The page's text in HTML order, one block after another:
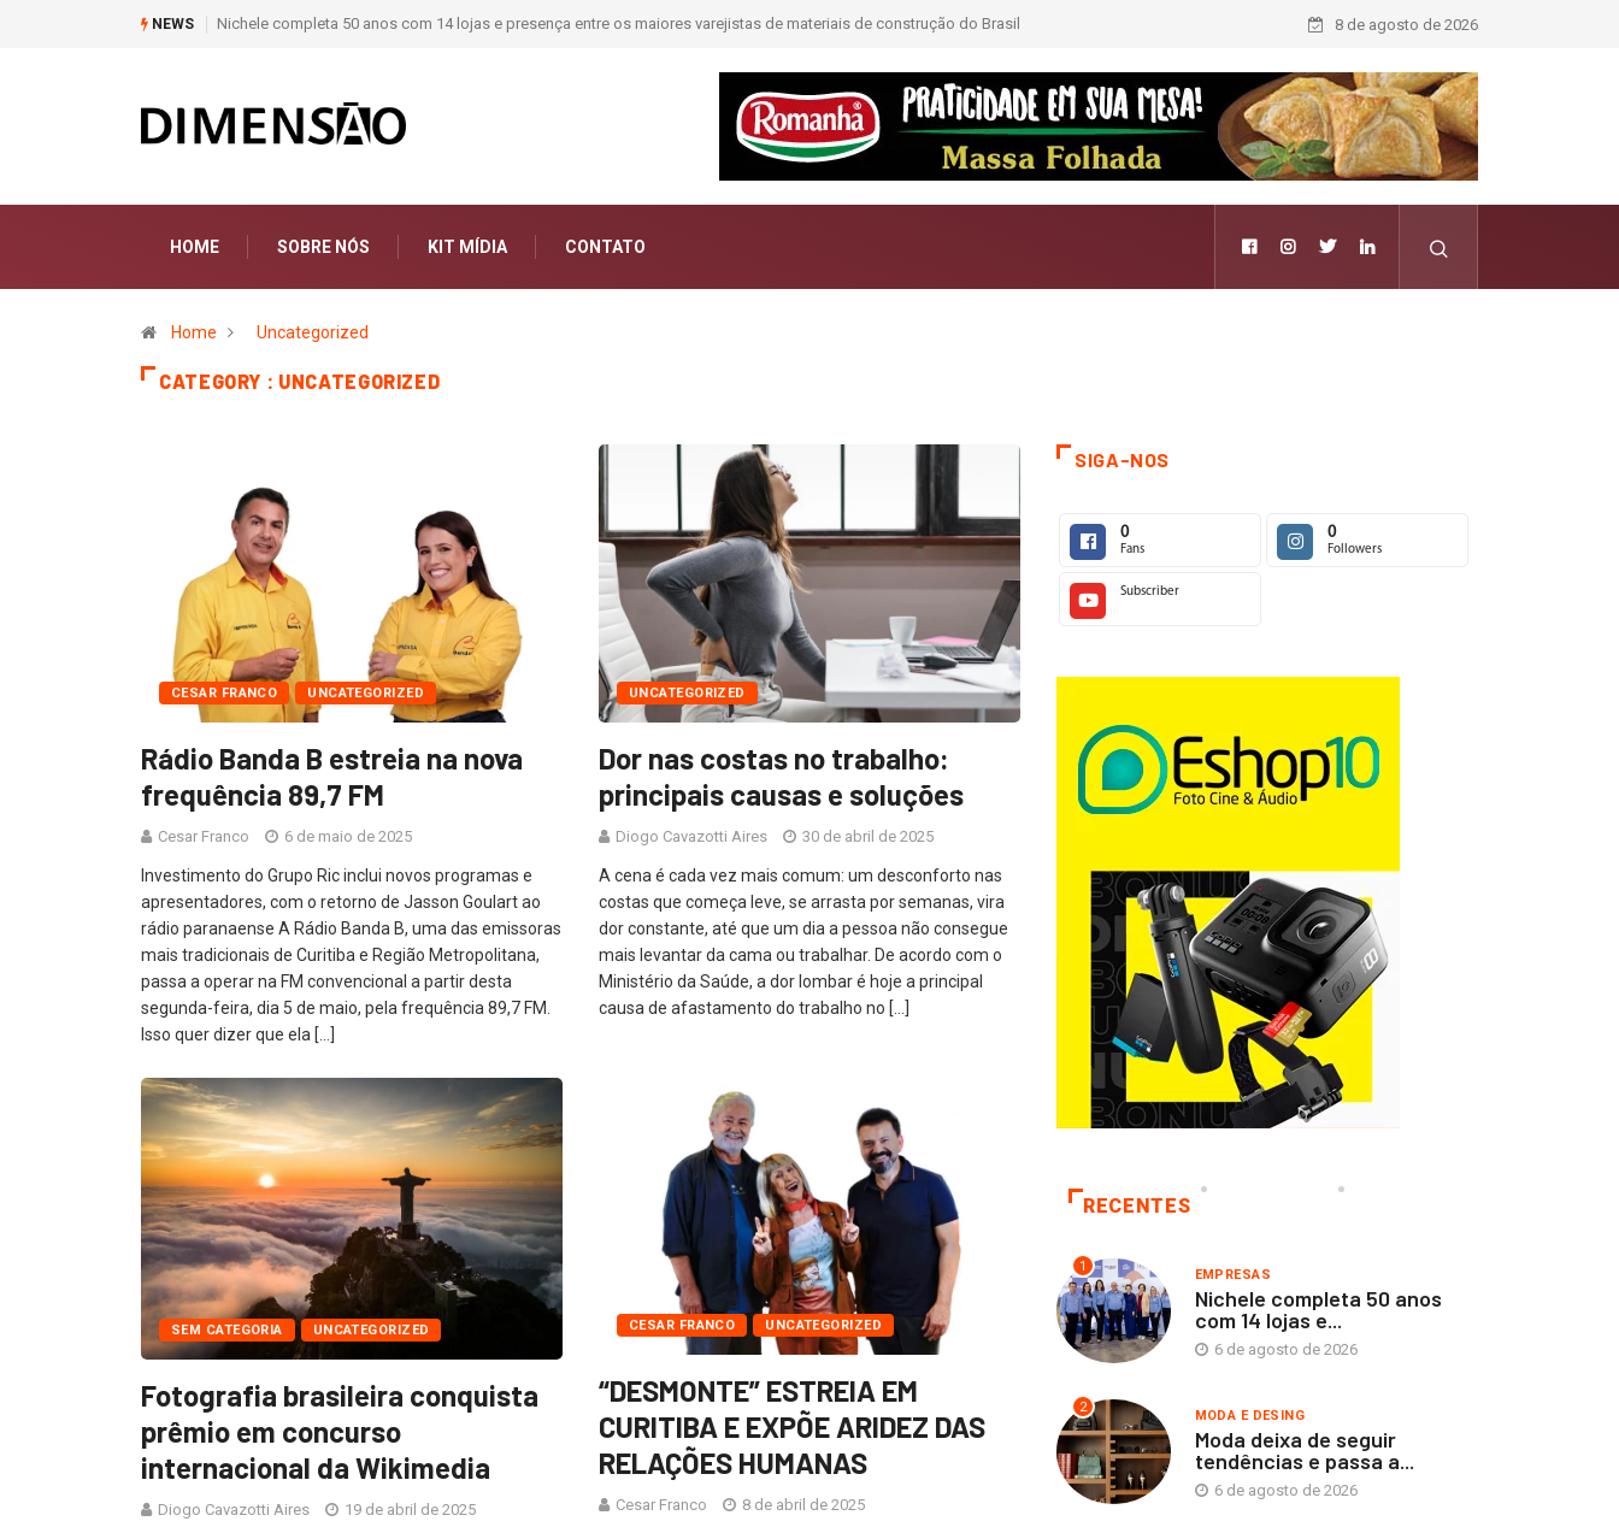
NEWS Moda deixa de seguir tendências e passa a contar histórias; Forward aposta na curadoria como novo luxo 8 de agosto de 2026
HOME SOBRE NÓS KIT MÍDIA CONTATO
Home Uncategorized
CATEGORY : UNCATEGORIZED
CESAR FRANCO UNCATEGORIZED
Rádio Banda B estreia na nova
frequência 89,7 FM
Cesar Franco 6 de maio de 2025
Investimento do Grupo Ric inclui novos programas e
apresentadores, com o retorno de Jasson Goulart ao
rádio paranaense A Rádio Banda B, uma das emissoras
mais tradicionais de Curitiba e Região Metropolitana,
passa a operar na FM convencional a partir desta
segunda-feira, dia 5 de maio, pela frequência 89,7 FM.
Isso quer dizer que ela […]
UNCATEGORIZED
Dor nas costas no trabalho:
principais causas e soluções
Diogo Cavazotti Aires 30 de abril de 2025
A cena é cada vez mais comum: um desconforto nas
costas que começa leve, se arrasta por semanas, vira
dor constante, até que um dia a pessoa não consegue
mais levantar da cama ou trabalhar. De acordo com o
Ministério da Saúde, a dor lombar é hoje a principal
causa de afastamento do trabalho no […]
SEM CATEGORIA UNCATEGORIZED
Fotografia brasileira conquista
prêmio em concurso
internacional da Wikimedia
Diogo Cavazotti Aires 19 de abril de 2025
CESAR FRANCO UNCATEGORIZED
“DESMONTE” ESTREIA EM
CURITIBA E EXPÕE ARIDEZ DAS
RELAÇÕES HUMANAS
Cesar Franco 8 de abril de 2025
SIGA-NOS
0
Fans
0
Followers
Subscriber
RECENTES
1 EMPRESAS
Nichele completa 50 anos
com 14 lojas e...
6 de agosto de 2026
2 MODA E DESING
Moda deixa de seguir
tendências e passa a...
6 de agosto de 2026